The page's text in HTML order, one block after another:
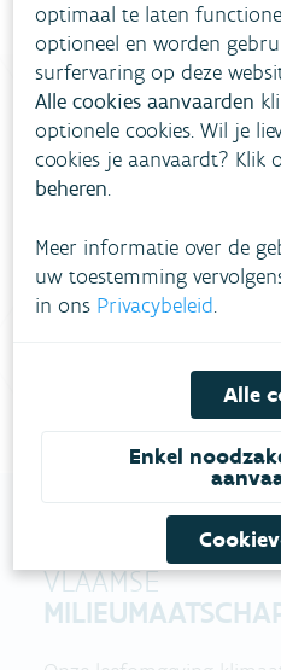
Heb je vragen?
Niet gevonden wat je
contactformulier in
Bel gratis 1700
VLAAMSE
optimaal te laten
optioneel en worden
surfervaring op deze
Alle cookies aanvaarden
optionele cookies. Wil je
cookies je aanvaardt? Klik
beheren.
Meer informatie over de
uw toestemming
in ons Privacybeleid.
Alle
Enkel